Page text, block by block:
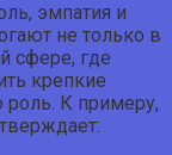
эмпатия и
не только в
сфере, где
крепкие
роль. К примеру,